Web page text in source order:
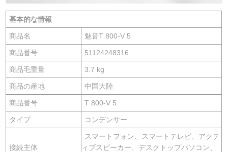
基本的な情報
商品名 魅音T 800-V 5
商品番号 51124248316
商品毛重量 3.7 kg
商品の産地 中国大陸
商品番号 T 800-V 5
タイプ コンデンサー
接続主体
スマートフォン、スマートテレビ、アクテ
ィブスピーカー、デスクトップパソコン、